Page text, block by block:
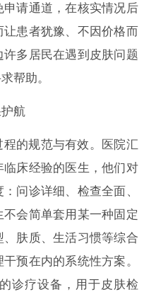
请通道，在核实情况后
患者犹豫、不因价格而
多居民在遇到皮肤问题
帮助。
航
的规范与有效。医院汇
床经验的医生，他们对
问诊详细、检查全面、
会简单套用某一种固定
肤质、生活习惯等综合
预在内的系统性方案。
诊疗设备，用于皮肤检